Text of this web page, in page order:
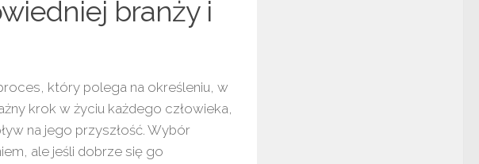
branży i
który polega na określeniu, w
krok w życiu każdego człowieka,
na jego przyszłość. Wybór
ale jeśli dobrze się go